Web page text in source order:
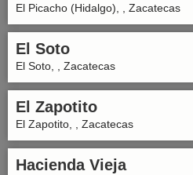
El Picacho (Hidalgo), , Zacatecas
El Soto
El Soto, , Zacatecas
El Zapotito
El Zapotito, , Zacatecas
Hacienda Vieja